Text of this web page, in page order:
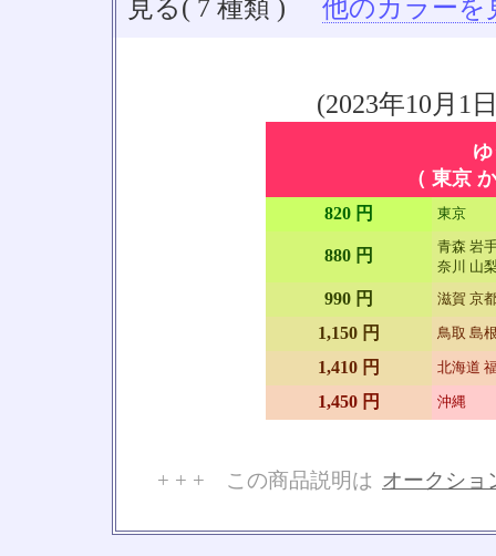
見る( 7 種類 ) 他のカラーを
(2023年10月1
（ 東京
820 円 東京
880 円
青森 岩
奈川 山
990 円 滋賀 京
1,150 円 鳥取 島
1,410 円 北海道
1,450 円 沖縄
+ + + この商品説明は オークショ